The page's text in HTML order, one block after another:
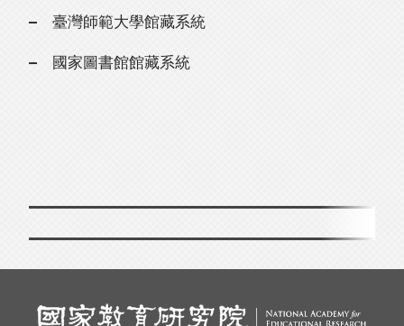
臺灣師範大學館藏系統
國家圖書館館藏系統